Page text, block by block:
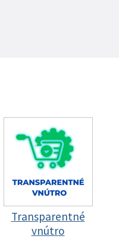
Transparentné
vnútro